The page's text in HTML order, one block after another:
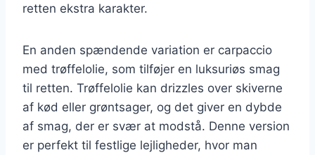
retten ekstra karakter.
En anden spændende variation er carpaccio
med trøffelolie, som tilføjer en luksuriøs smag
til retten. Trøffelolie kan drizzles over skiverne
af kød eller grøntsager, og det giver en dybde
af smag, der er svær at modstå. Denne version
er perfekt til festlige lejligheder, hvor man